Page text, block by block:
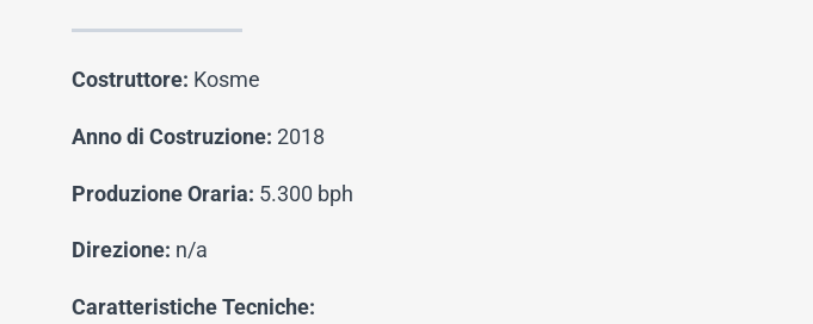
Costruttore: Kosme
Anno di Costruzione: 2018
Produzione Oraria: 5.300 bph
Direzione: n/a
Caratteristiche Tecniche: